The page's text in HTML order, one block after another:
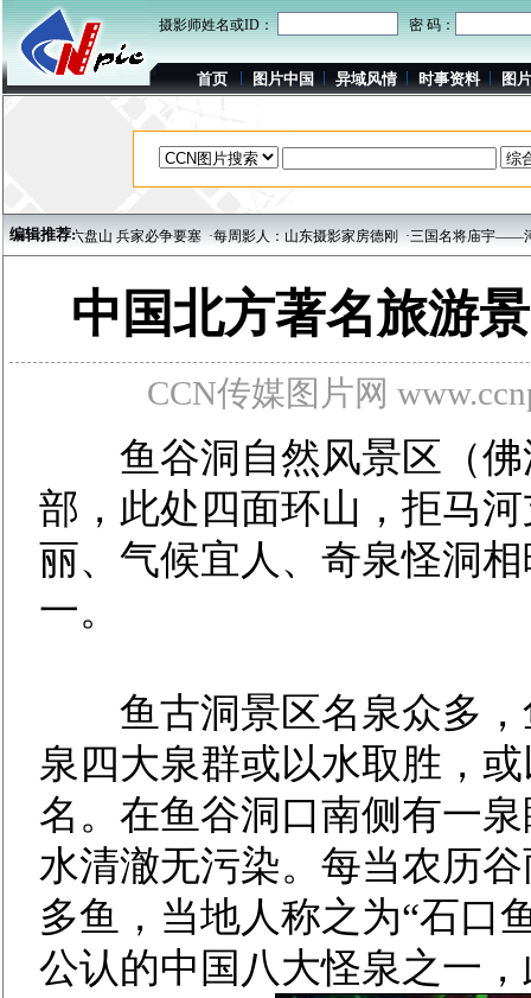
摄影师姓名或ID： 密 码：
首页 图片中国 异域风情 时事资料 图
编辑推荐:
原六盘山 兵家必争要塞 ·每周影人：山东摄影家房德刚 ·三国名将庙宇——河北正
中国北方著名旅游
CCN传媒图片网
鱼谷洞自然风景区（佛
部，此处四面环山，拒马
丽、气候宜人、奇泉怪洞
一。
鱼古洞景区名泉众多，
泉四大泉群或以水取胜，
名。在鱼谷洞口南侧有一
水清澈无污染。每当农历
多鱼，当地人称之为“石口
公认的中国八大怪泉之一